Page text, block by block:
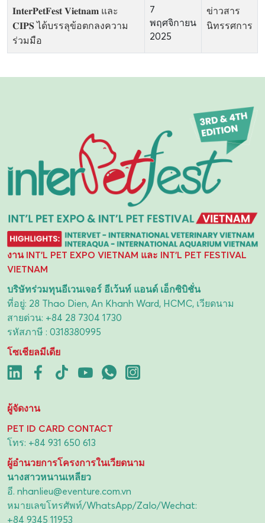
𝐈𝐧𝐭𝐞𝐫𝐏𝐞𝐭𝐅𝐞𝐬𝐭 𝐕𝐢𝐞𝐭𝐧𝐚𝐦 และ
𝐂𝐈𝐏𝐒 ได้บรรลุข้อตกลงความ
ร่วมมือ
7
พฤศจิกายน
2025
ข่าวสาร
นิทรรศการ
งาน INT'L PET EXPO VIETNAM และ INT'L PET FESTIVAL
VIETNAM
บริษัทร่วมทุนอีเวนเจอร์ อีเว้นท์ แอนด์ เอ็กซิบิชั่น
ที่อยู่: 28 Thao Dien, An Khanh Ward, HCMC, เวียดนาม
สายด่วน: +84 28 7304 1730
รหัสภาษี : 0318380995
โซเชียลมีเดีย
ผู้จัดงาน
PET ID CARD CONTACT
โทร: +84 931 650 613
ผู้อำนวยการโครงการในเวียดนาม
นางสาวหนานเหลียว
อี. nhanlieu@eventure.com.vn
หมายเลขโทรศัพท์/WhatsApp/Zalo/Wechat:
+84 9345 11953